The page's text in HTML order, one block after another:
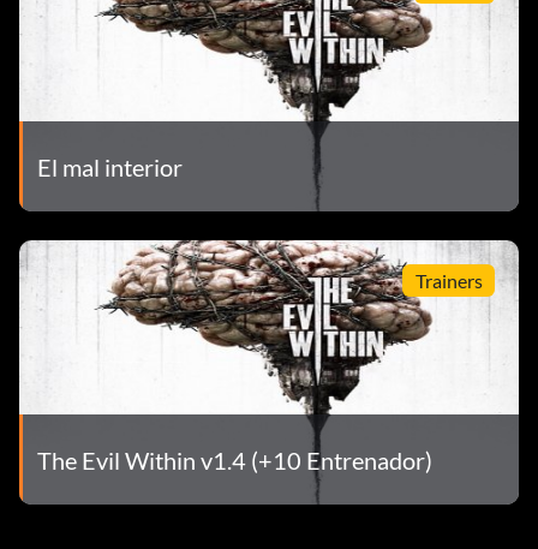
El mal interior
Trainers
The Evil Within v1.4 (+10 Entrenador)